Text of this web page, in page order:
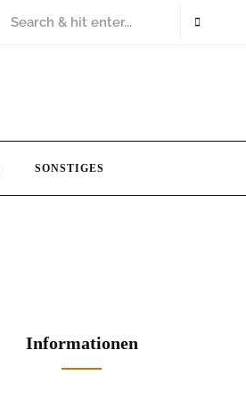
SONSTIGES
Informationen